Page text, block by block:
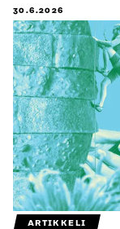
30.6.2026
ARTIKKELI